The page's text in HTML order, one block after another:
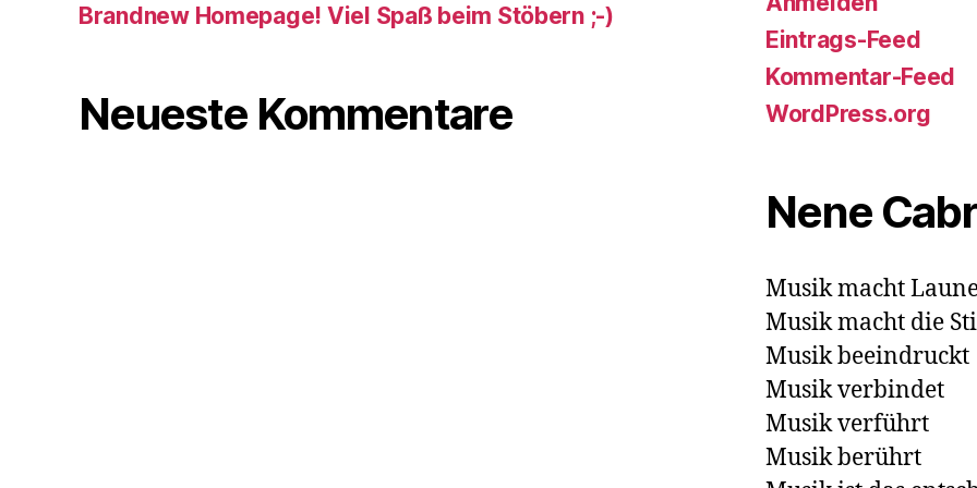
Brandnew Homepage! Viel Spaß beim Stöbern ;-)
Neueste Kommentare
Eintrags-Feed
Kommentar-Feed
WordPress.org
Nene
Musik macht
Musik macht die
Musik beeindruckt
Musik verbindet
Musik verführt
Musik berührt